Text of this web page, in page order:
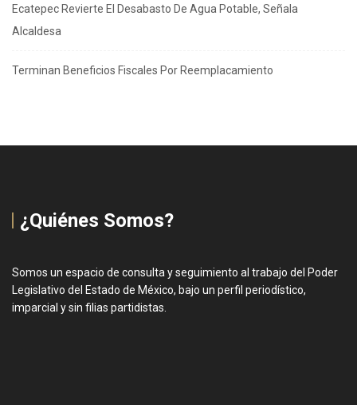
Ecatepec Revierte El Desabasto De Agua Potable, Señala
Alcaldesa
Terminan Beneficios Fiscales Por Reemplacamiento
¿Quiénes Somos?
Somos un espacio de consulta y seguimiento al trabajo del Poder
Legislativo del Estado de México, bajo un perfil periodístico,
imparcial y sin filias partidistas.